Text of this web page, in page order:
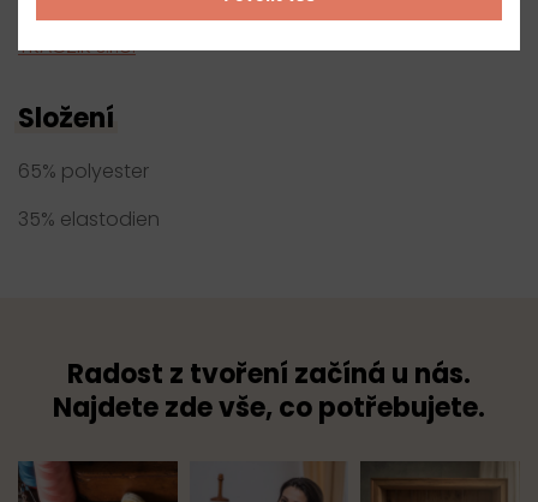
Dodavatel
TKACZIK s.r.o.
Složení
65% polyester
35% elastodien
Radost z tvoření začíná u nás.
Najdete zde vše, co potřebujete.